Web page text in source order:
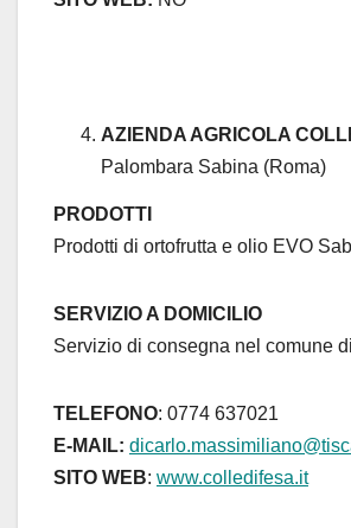
AZIENDA AGRICOLA
Palombara Sabina (Roma)
PRODOTTI
Prodotti di ortofrutta e olio EVO
SERVIZIO A DOMICILIO
Servizio di consegna nel comune
TELEFONO: 0774 637021
E-MAIL:
SITO WEB: www.colledifesa.it